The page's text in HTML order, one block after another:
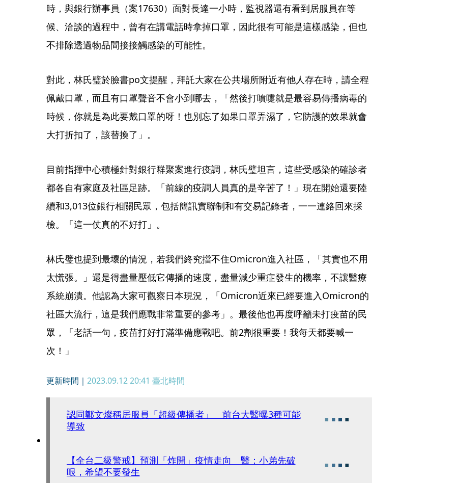
時，與銀行辦事員（案17630）面對長達一小時，監視器還有看到居服員在等
候、洽談的過程中，曾有在講電話時拿掉口罩，因此很有可能是這樣感染，但也
不排除透過物品間接接觸感染的可能性。
對此，林氏璧於臉書po文提醒，拜託大家在公共場所附近有他人存在時，請全程
佩戴口罩，而且有口罩聲音不會小到哪去，「然後打噴嚏就是最容易傳播病毒的
時候，你就是為此要戴口罩的呀！也別忘了如果口罩弄濕了，它防護的效果就會
大打折扣了，該替換了」。
目前指揮中心積極針對銀行群聚案進行疫調，林氏璧坦言，這些受感染的確診者
都各自有家庭及社區足跡。「前線的疫調人員真的是辛苦了！」現在開始還要陸
續和3,013位銀行相關民眾，包括簡訊實聯制和有交易記錄者，一一連絡回來採
檢。「這一仗真的不好打」。
林氏璧也提到最壞的情況，若我們終究擋不住Omicron進入社區，「其實也不用
太慌張。」還是得盡量壓低它傳播的速度，盡量減少重症發生的機率，不讓醫療
系統崩潰。他認為大家可觀察日本現況，「Omicron近來已經要進入Omicron的
社區大流行，這是我們應戰非常重要的參考」。最後他也再度呼籲未打疫苗的民
眾，「老話一句，疫苗打好打滿準備應戰吧。前2劑很重要！我每天都要喊一
次！」
更新時間｜ 2023.09.12 20:41 臺北時間
認同鄭文燦稱居服員「超級傳播者」 前台大醫曝3種可能
導致
【全台二級警戒】預測「炸開」疫情走向 醫：小弟先破
哏，希望不要發生